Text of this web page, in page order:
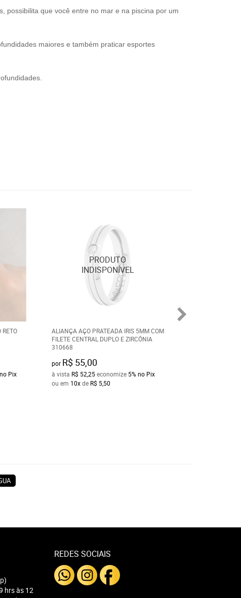
possibilita que você entre no mar e na piscina por um
maiores e também praticar esportes
no Pix
ALIANÇA AÇO PRATEADA IRIS 5MM COM
FILETE CENTRAL DUPLO E ZIRCÔNIA
310668
por R$ 55,00
à vista R$ 52,25economize 5% no Pix
ou em 10xde R$ 5,50
hrs às 12
REDES SOCIAIS